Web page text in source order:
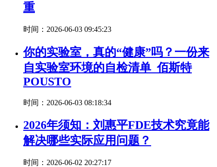
重
时间：2026-06-03 09:45:23
你的实验室，真的“健康”吗？一份来
自实验室环境的自检清单_佰斯特
POUSTO
时间：2026-06-03 08:18:34
2026年须知：刘惠平FDE技术究竟能
解决哪些实际应用问题？
时间：2026-06-02 20:27:17